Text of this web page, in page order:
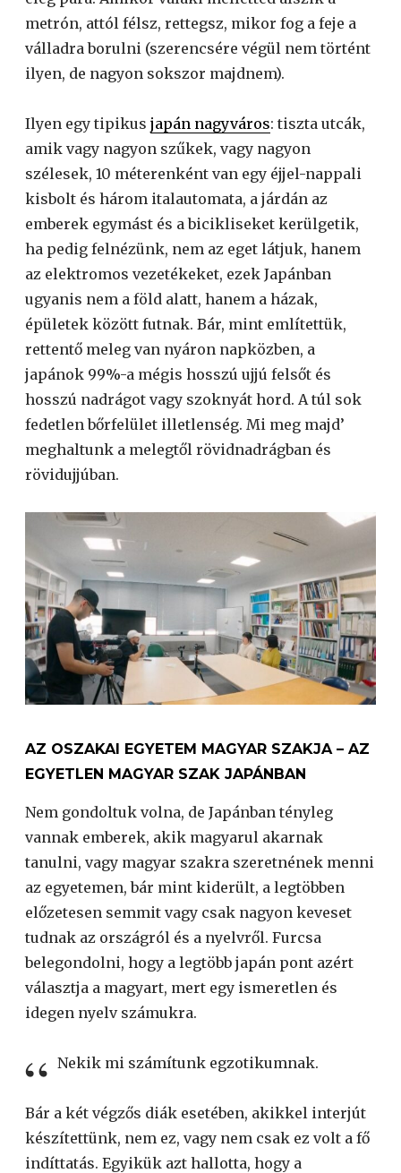
metrón, attól félsz, rettegsz, mikor fog a feje a
válladra borulni (szerencsére végül nem történt
ilyen, de nagyon sokszor majdnem).
Ilyen egy tipikus japán nagyváros: tiszta utcák,
amik vagy nagyon szűkek, vagy nagyon
szélesek, 10 méterenként van egy éjjel-nappali
kisbolt és három italautomata, a járdán az
emberek egymást és a bicikliseket kerülgetik,
ha pedig felnézünk, nem az eget látjuk, hanem
az elektromos vezetékeket, ezek Japánban
ugyanis nem a föld alatt, hanem a házak,
épületek között futnak. Bár, mint említettük,
rettentő meleg van nyáron napközben, a
japánok 99%-a mégis hosszú ujjú felsőt és
hosszú nadrágot vagy szoknyát hord. A túl sok
fedetlen bőrfelület illetlenség. Mi meg majd’
meghaltunk a melegtől rövidnadrágban és
rövidujjúban.
AZ OSZAKAI EGYETEM MAGYAR SZAKJA – AZ
EGYETLEN MAGYAR SZAK JAPÁNBAN
Nem gondoltuk volna, de Japánban tényleg
vannak emberek, akik magyarul akarnak
tanulni, vagy magyar szakra szeretnének menni
az egyetemen, bár mint kiderült, a legtöbben
előzetesen semmit vagy csak nagyon keveset
tudnak az országról és a nyelvről. Furcsa
belegondolni, hogy a legtöbb japán pont azért
választja a magyart, mert egy ismeretlen és
idegen nyelv számukra.
Nekik mi számítunk egzotikumnak.
Bár a két végzős diák esetében, akikkel interjút
készítettünk, nem ez, vagy nem csak ez volt a fő
indíttatás. Egyikük azt hallotta, hogy a